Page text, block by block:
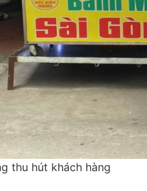
thu hút khách hàng